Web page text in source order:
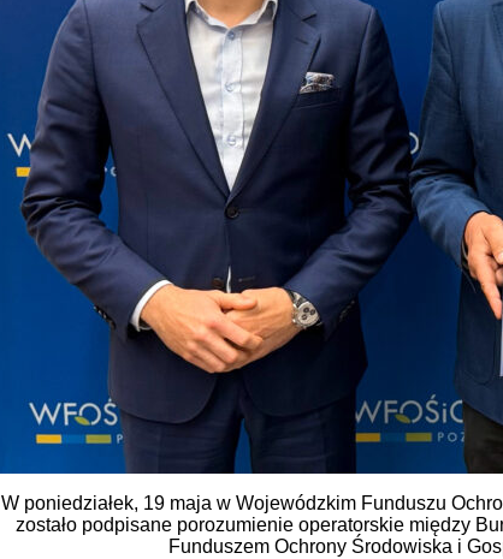
W poniedziałek, 19 maja w Wojewódzkim Funduszu
zostało podpisane porozumienie operatorskie między
Funduszem Ochrony Środowiska i